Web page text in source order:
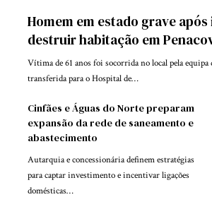
Homem em estado grave
destruir habitação em
Vítima de 61 anos foi socorrida no local pela equipa
transferida para o Hospital de…
Cinfães e Águas do Norte preparam
expansão da rede de saneamento e
abastecimento
Autarquia e concessionária definem estratégias
para captar investimento e incentivar ligações
domésticas…